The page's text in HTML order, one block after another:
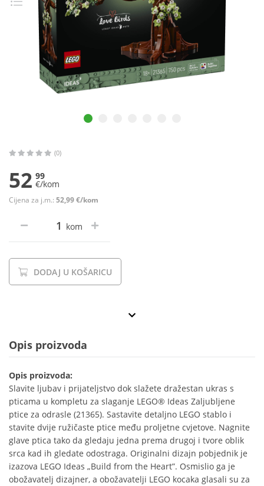
(0)
52 99
€/kom
Cijena za j.m.: 52,99 €/kom
kom
DODAJ U KOŠARICU
Opis proizvoda
Opis proizvoda:
Slavite ljubav i prijateljstvo dok slažete dražestan ukras s
pticama u kompletu za slaganje LEGO® Ideas Zaljubljene
ptice za odrasle (21365). Sastavite detaljno LEGO stablo i
stavite dvije ružičaste ptice među proljetne cvjetove. Nagnite
glave ptica tako da gledaju jedna prema drugoj i tvore oblik
srca kad ih gledate odostraga. Originalni dizajn pobjednik je
izazova LEGO Ideas „Build from the Heart”. Osmislio ga je
obožavatelj dizajner, a obožavatelji LEGO kocaka glasali su za